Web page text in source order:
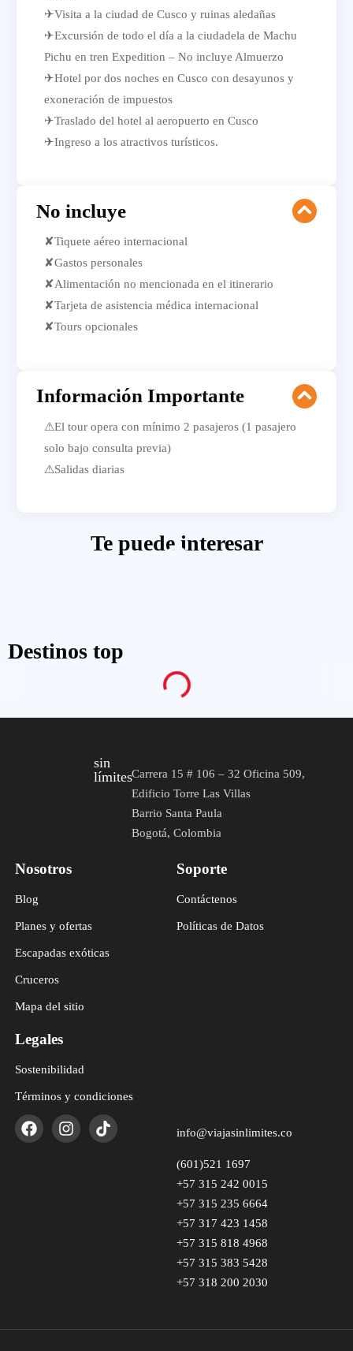
✈Visita a la ciudad de Cusco y ruinas aledañas
✈Excursión de todo el día a la ciudadela de Machu
Pichu en tren Expedition – No incluye Almuerzo
✈Hotel por dos noches en Cusco con desayunos y
exoneración de impuestos
✈Traslado del hotel al aeropuerto en Cusco
✈Ingreso a los atractivos turísticos.
No incluye
✘Tiquete aéreo internacional
✘Gastos personales
✘Alimentación no mencionada en el itinerario
✘Tarjeta de asistencia médica internacional
✘Tours opcionales
Información Importante
⚠El tour opera con mínimo 2 pasajeros (1 pasajero
solo bajo consulta previa)
⚠Salidas diarias
Te puede interesar
Destinos top
sin
límitesCarrera 15 # 106 – 32 Oficina 509,
Edificio Torre Las Villas
Barrio Santa Paula
Bogotá, Colombia
Nosotros
Blog
Planes y ofertas
Escapadas exóticas
Cruceros
Mapa del sitio
Soporte
Contáctenos
Políticas de Datos
Legales
Sostenibilidad
Términos y condiciones
info@viajasinlimites.co
(601)521 1697
+57 315 242 0015
+57 315 235 6664
+57 317 423 1458
+57 315 818 4968
+57 315 383 5428
+57 318 200 2030